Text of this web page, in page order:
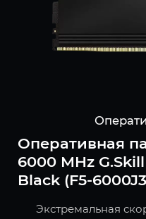
Оперативная
6000 MHz
Black (F5-
Экстремальная